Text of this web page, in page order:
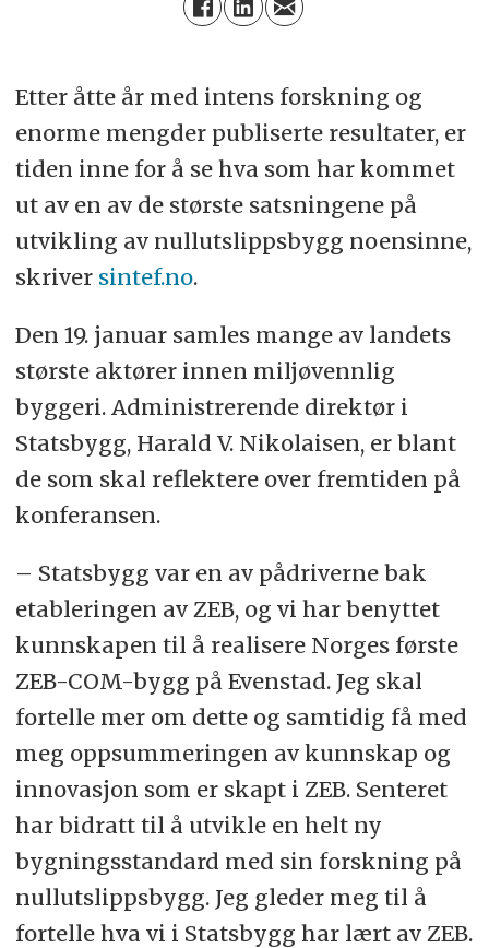
Etter åtte år med intens forskning og
enorme mengder publiserte resultater, er
tiden inne for å se hva som har kommet
ut av en av de største satsningene på
utvikling av nullutslippsbygg noensinne,
skriver sintef.no.
Den 19. januar samles mange av landets
største aktører innen miljøvennlig
byggeri. Administrerende direktør i
Statsbygg, Harald V. Nikolaisen, er blant
de som skal reflektere over fremtiden på
konferansen.
– Statsbygg var en av pådriverne bak
etableringen av ZEB, og vi har benyttet
kunnskapen til å realisere Norges første
ZEB-COM-bygg på Evenstad. Jeg skal
fortelle mer om dette og samtidig få med
meg oppsummeringen av kunnskap og
innovasjon som er skapt i ZEB. Senteret
har bidratt til å utvikle en helt ny
bygningsstandard med sin forskning på
nullutslippsbygg. Jeg gleder meg til å
fortelle hva vi i Statsbygg har lært av ZEB.